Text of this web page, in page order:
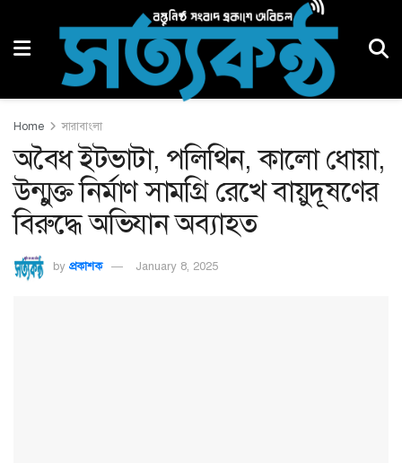
Home সারাবাংলা
অবৈধ ইটভাটা, পলিথিন, কালো ধোয়া,
উন্মুক্ত নির্মাণ সামগ্রি রেখে বায়ুদূষণের
বিরুদ্ধে অভিযান অব্যাহত
by প্রকাশক January 8, 2025